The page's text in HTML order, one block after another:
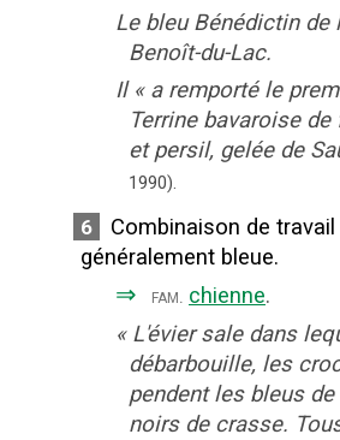
Le bleu Bénédictin de
Benoît-du-Lac.
Il « a remporté le
Terrine bavaroise
et persil, gelée de
1990).
6
Combinaison de
généralement bleue.
⇒ fam. chienne.
« L'évier sale dans
débarbouille, les
pendent les bleus
noirs de crasse.